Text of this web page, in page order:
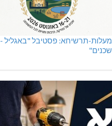
מעלות-תרשיחא: פסטיבל "באגליל -
שכנים"